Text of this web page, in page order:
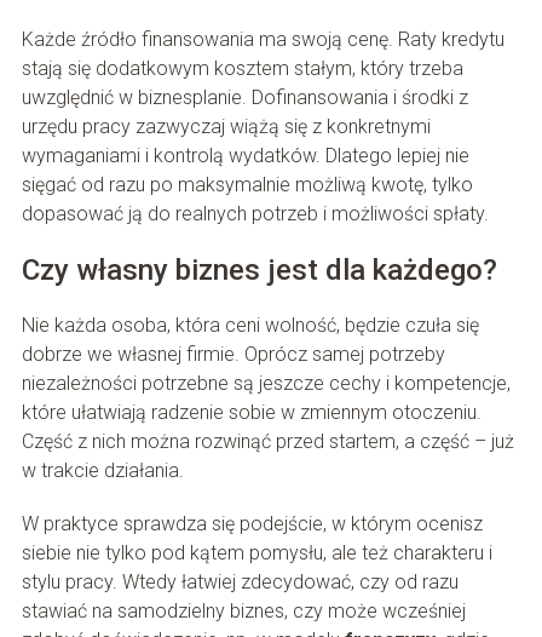
Każde źródło finansowania ma swoją cenę. Raty kredytu
stają się dodatkowym kosztem stałym, który trzeba
uwzględnić w biznesplanie. Dofinansowania i środki z
urzędu pracy zazwyczaj wiążą się z konkretnymi
wymaganiami i kontrolą wydatków. Dlatego lepiej nie
sięgać od razu po maksymalnie możliwą kwotę, tylko
dopasować ją do realnych potrzeb i możliwości spłaty.
Czy własny biznes jest dla każdego?
Nie każda osoba, która ceni wolność, będzie czuła się
dobrze we własnej firmie. Oprócz samej potrzeby
niezależności potrzebne są jeszcze cechy i kompetencje,
które ułatwiają radzenie sobie w zmiennym otoczeniu.
Część z nich można rozwinąć przed startem, a część – już
w trakcie działania.
W praktyce sprawdza się podejście, w którym ocenisz
siebie nie tylko pod kątem pomysłu, ale też charakteru i
stylu pracy. Wtedy łatwiej zdecydować, czy od razu
stawiać na samodzielny biznes, czy może wcześniej